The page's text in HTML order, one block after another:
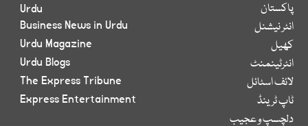
پاکستان
انٹر نیشنل
کھیل
انٹرٹینمنٹ
لائف اسٹائل
ٹاپ ٹرینڈ
دلچسپ و عجیب
Urdu
Business News in Urdu
Urdu Magazine
Urdu Blogs
The Express Tribune
Express Entertainment